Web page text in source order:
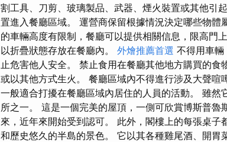
割工具、刀剪、玻璃製品、武器、煙火裝置或其他引
置進入餐廳區域。 運營商保留根據情況決定哪些物
的車輛高度有限制，餐廳可以提供相關信息，限高門
以折疊狀態存放在餐廳內。 外燴推薦首選 不得用車輛
止危害他人安全。 禁止食用在餐廳其他地方購買的
或以其他方式生火。 餐廳區域內不得進行涉及大聲
一般適合打擾在餐廳區域內居住的人員的活動。 雖
所之一。 這是一個完美的屋頂，一側可欣賞博斯普
來，近年來開始受到認可。 此外，閣樓上的每張桌
和歷史悠久的半島的景色。 它以其各種雞尾酒、開